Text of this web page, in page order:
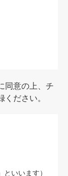
同意の上、チ
ださい。
いいます）